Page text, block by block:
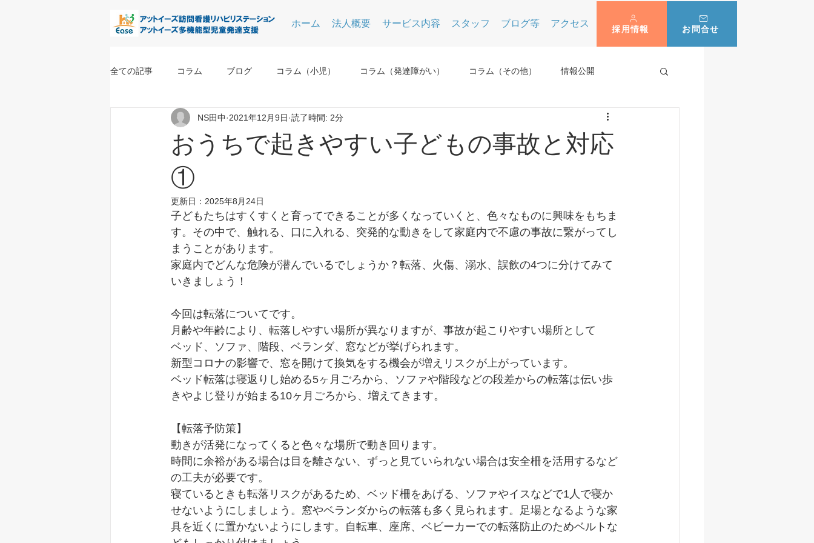
ホーム 法人概要 サービス内容 スタッフ ブログ等 アクセス
採用情報 お問合せ
全ての記事 コラム ブログ コラム（小児） コラム（発達障がい） コラム（その他） 情報公開
おうちで起きやすい子どもの事故と対応
①
NS田中 2021年12月9日 読了時間: 2分
更新日： 2025年8月24日
子どもたちはすくすくと育ってできることが多くなっていくと、色々なものに興味をもちま
す。その中で、触れる、口に入れる、突発的な動きをして家庭内で不慮の事故に繋がってし
まうことがあります。
家庭内でどんな危険が潜んでいるでしょうか？転落、火傷、溺水、誤飲の4つに分けてみて
いきましょう！
今回は転落についてです。
月齢や年齢により、転落しやすい場所が異なりますが、事故が起こりやすい場所として
ベッド、ソファ、階段、ベランダ、窓などが挙げられます。
新型コロナの影響で、窓を開けて換気をする機会が増えリスクが上がっています。
ベッド転落は寝返りし始める5ヶ月ごろから、ソファや階段などの段差からの転落は伝い歩
きやよじ登りが始まる10ヶ月ごろから、増えてきます。
【転落予防策】
動きが活発になってくると色々な場所で動き回ります。
時間に余裕がある場合は目を離さない、ずっと見ていられない場合は安全柵を活用するなど
の工夫が必要です。
寝ているときも転落リスクがあるため、ベッド柵をあげる、ソファやイスなどで1人で寝か
せないようにしましょう。窓やベランダからの転落も多く見られます。足場となるような家
具を近くに置かないようにします。自転車、座席、ベビーカーでの転落防止のためベルトな